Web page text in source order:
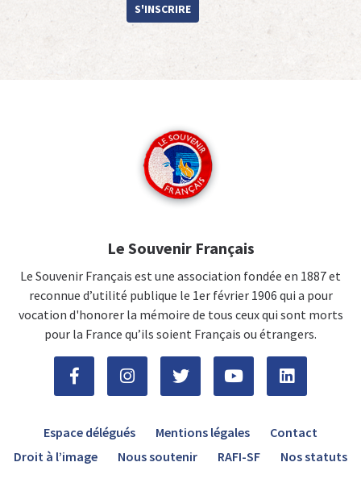
S'INSCRIRE
Le Souvenir Français
Le Souvenir Français est une association fondée en 1887 et
reconnue d’utilité publique le 1er février 1906 qui a pour
vocation d'honorer la mémoire de tous ceux qui sont morts
pour la France qu’ils soient Français ou étrangers.
Espace délégués Mentions légales
Contact
Droit à l’image
Nous soutenir RAFI-SF Nos statuts